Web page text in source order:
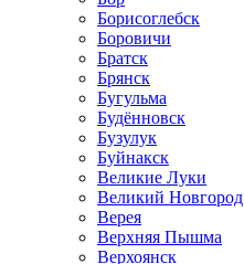
Борисоглебск
Боровичи
Братск
Брянск
Бугульма
Будённовск
Бузулук
Буйнакск
Великие Луки
Великий Новгород
Верея
Верхняя Пышма
Верхоянск